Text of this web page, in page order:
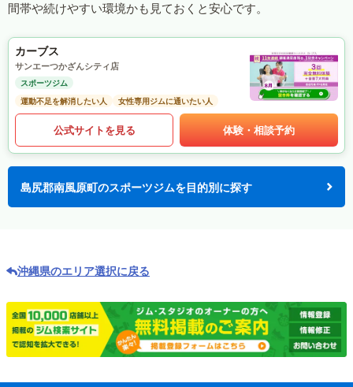
間帯や続けやすい環境かも見ておくと安心です。
カーブス
サンエーつかざんシティ店
スポーツジム
運動不足を解消したい人
女性専用ジムに通いたい人
公式サイトを見る 体験・相談予約
島尻郡南風原町のスポーツジムを目的別に探す
沖縄県のエリア選択に戻る